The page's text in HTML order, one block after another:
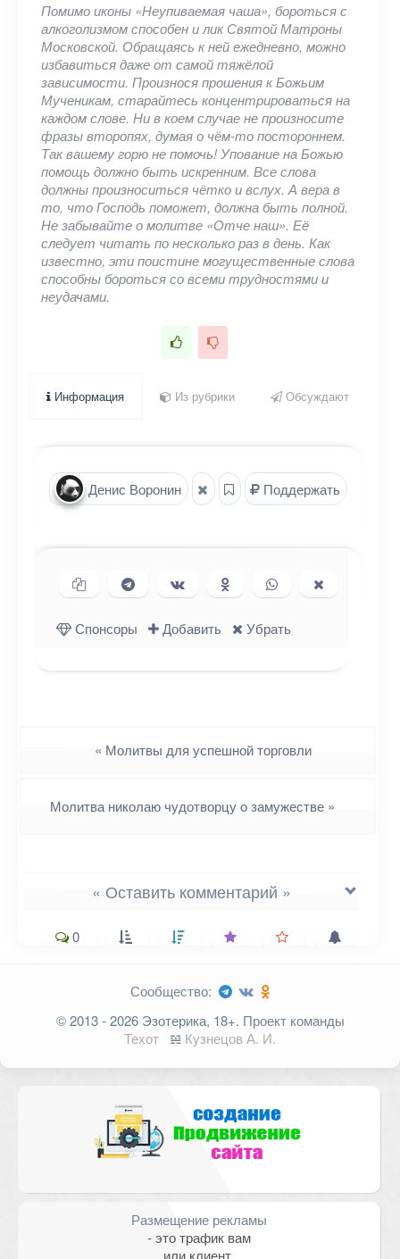
Помимо иконы «Неупиваемая чаша», бороться с
алкоголизмом способен и лик Святой Матроны
Московской. Обращаясь к ней ежедневно, можно
избавиться даже от самой тяжёлой
зависимости. Произнося прошения к Божьим
Мученикам, старайтесь концентрироваться на
каждом слове. Ни в коем случае не произносите
фразы второпях, думая о чём-то постороннем.
Так вашему горю не помочь! Упование на Божью
помощь должно быть искренним. Все слова
должны произноситься чётко и вслух. А вера в
то, что Господь поможет, должна быть полной.
Не забывайте о молитве «Отче наш». Её
следует читать по несколько раз в день. Как
известно, эти поистине могущественные слова
способны бороться со всеми трудностями и
неудачами.
Информация Из рубрики Обсуждают
Денис Воронин Поддержать
Копировать ссылку
Поделиться в Telegram
Поделиться ВКонтакте
Поделиться в
Одноклассниках
Поделиться в
WhatsApp
в X (Twitter)
Спонсоры
Добавить Убрать
« Молитвы для успешной торговли
Молитва николаю чудотворцу о замужестве »
« Оставить комментарий »
Ваш адрес email не будет
опубликован.
Обязательные поля
0
Сообщество:
© 2013 - 2026 Эзотерика, 18+. Проект команды
Техот
𝌴 Кузнецов А. И.
Размещение рекламы
- это трафик вам
или клиент.